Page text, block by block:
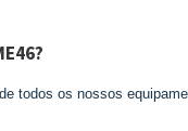
todos os nossos